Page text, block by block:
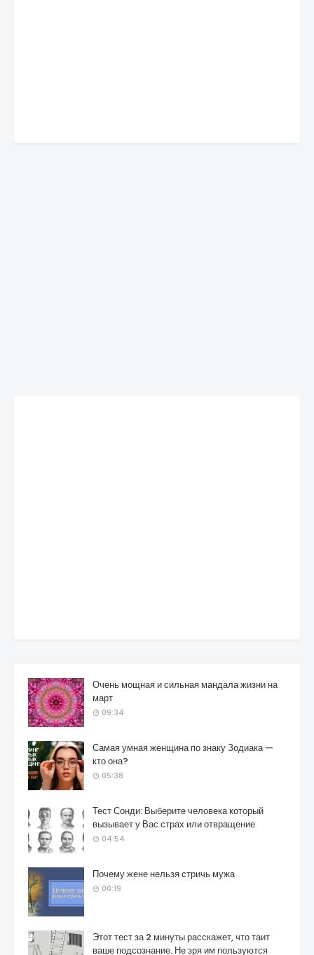
Очень мощная и сильная мандала жизни на
март
09:34
Самая умная женщина по знаку Зодиака —
кто она?
05:38
Тест Сонди: Выберите человека который
вызывает у Вас страх или отвращение
04:54
Почему жене нельзя стричь мужа
00:19
Этот тест за 2 минуты расскажет, что таит
ваше подсознание. Не зря им пользуются